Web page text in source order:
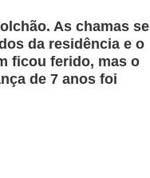
As chamas se
da residência e o
ficou ferido, mas o
de 7 anos foi